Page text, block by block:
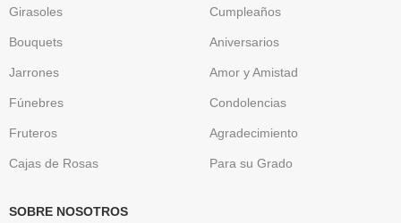
Girasoles
Bouquets
Jarrones
Fúnebres
Fruteros
Cajas de Rosas
Cumpleaños
Aniversarios
Amor y Amistad
Condolencias
Agradecimiento
Para su Grado
SOBRE NOSOTROS